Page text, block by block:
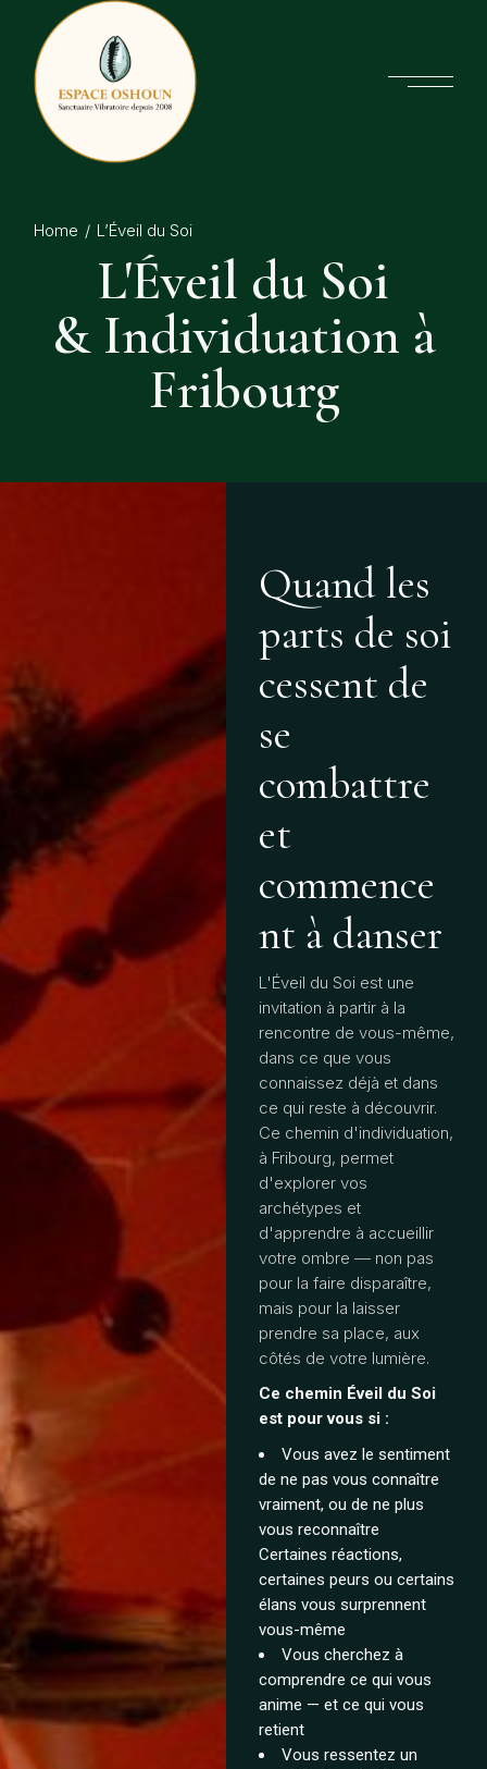
Home L’Éveil du Soi
L'Éveil du Soi
& Individuation à
Fribourg
Quand les
parts de soi
cessent de
se
combattre
et
commence
nt à danser
L'Éveil du Soi est une
invitation à partir à la
rencontre de vous-même,
dans ce que vous
connaissez déjà et dans
ce qui reste à découvrir.
Ce chemin d'individuation,
à Fribourg, permet
d'explorer vos
archétypes et
d'apprendre à accueillir
votre ombre — non pas
pour la faire disparaître,
mais pour la laisser
prendre sa place, aux
côtés de votre lumière.
Ce chemin Éveil du Soi
est pour vous si :
Vous avez le sentiment
de ne pas vous connaître
vraiment, ou de ne plus
vous reconnaître
Certaines réactions,
certaines peurs ou certains
élans vous surprennent
vous-même
Vous cherchez à
comprendre ce qui vous
anime — et ce qui vous
retient
Vous ressentez un